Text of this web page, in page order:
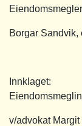
Borgar Sandvik,
Innklaget:
v/advokat